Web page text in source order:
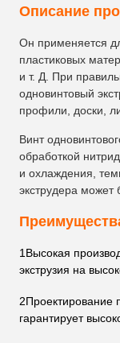
Описание
Он применяется
пластиковых
и т. Д. При
одновинтовый
профили, доски,
Винт
обработкой
и охлаждения,
экструдера может
1Высокая
экструзия на
2Проектирование
гарантирует